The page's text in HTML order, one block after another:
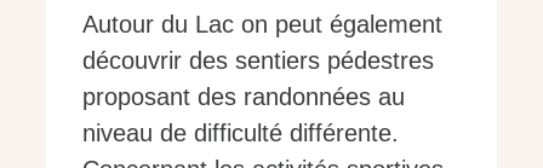
Autour du Lac on peut également
découvrir des sentiers pédestres
proposant des randonnées au
niveau de difficulté différente.